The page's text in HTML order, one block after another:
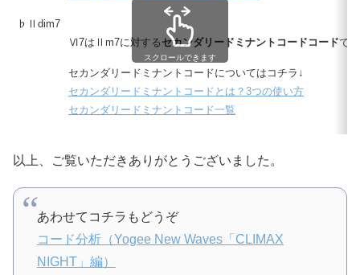
♭Ⅱdim7
Ⅵ7はⅡm7に対する セカンダリードミナントコードコードで
セカンダリードミナントコードについてはコチラ↓
セカンダリードミナントコードとは？3つの使い方
セカンダリードミナントコード一覧
スクロールできます
以上、ご覧いただきありがとうございました。
あわせてコチラもどうぞ
コード分析（Yogee New Waves「CLIMAX
NIGHT」編）